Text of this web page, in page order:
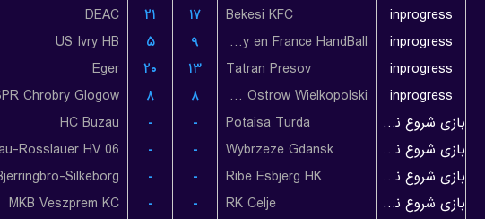
DEAC
۲۱ ۱۷ Bekesi KFC inprogress
US Ivry HB
۵ ۹ Tremblay en France HandBall inprogress
Eger
۲۰ ۱۳ Tatran Presov inprogress
Chrobry Glogow
۸ ۸ KPR Ostrovia Ostrow Wielkopolski inprogress
HC Buzau
- - Potaisa Turda بازی شروع نشده است
- - Wybrzeze Gdansk بازی شروع نشده است
Silkeborg
- - Ribe Esbjerg HK بازی شروع نشده است
MKB Veszprem KC
- - RK Celje بازی شروع نشده است